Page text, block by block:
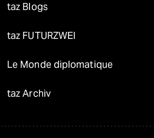
taz Blogs
taz FUTURZWEI
Le Monde diplomatique
taz Archiv